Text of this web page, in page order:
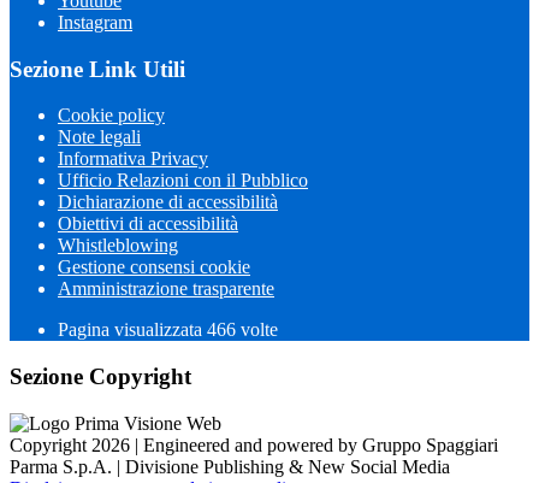
Instagram
Sezione Link Utili
Cookie policy
Note legali
Informativa Privacy
Ufficio Relazioni con il Pubblico
Dichiarazione di accessibilità
Obiettivi di accessibilità
Whistleblowing
Gestione consensi cookie
Amministrazione trasparente
Pagina visualizzata 466 volte
Sezione Copyright
Copyright 2026 | Engineered and powered by Gruppo Spaggiari
Parma S.p.A. | Divisione Publishing & New Social Media